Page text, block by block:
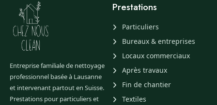
Entreprise familiale de nettoyage
professionnel basée à Lausanne
et intervenant partout en Suisse.
Prestations pour particuliers et
Prestations
Particuliers
Bureaux & entreprises
Locaux commerciaux
Après travaux
Fin de chantier
Textiles